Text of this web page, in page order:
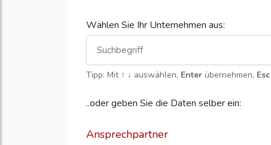
Wählen Sie Ihr Unternehmen aus:
Tipp: Mit ↑ ↓ auswählen, Enter übernehmen, Esc
..oder geben Sie die Daten selber ein:
Ansprechpartner